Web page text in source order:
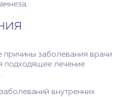
причины заболевания врачи
подходящее лечение
внутренних